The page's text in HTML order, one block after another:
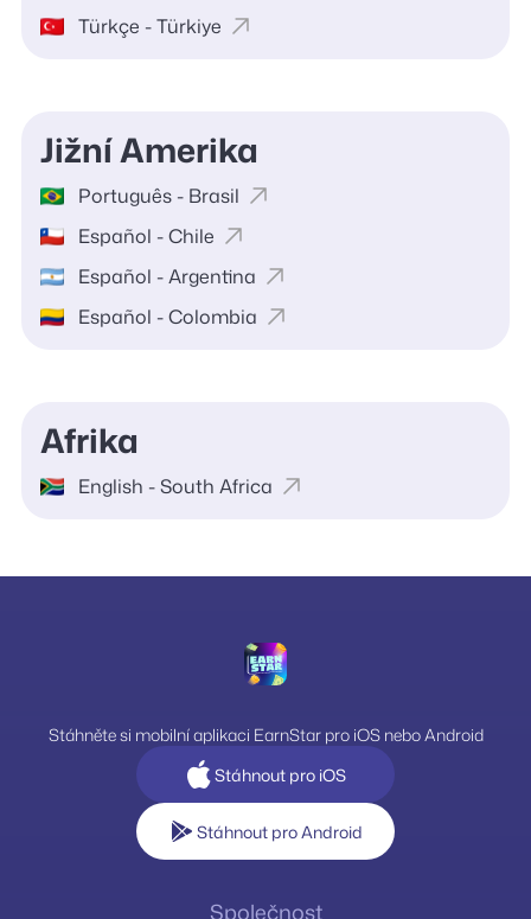
Türkçe - Türkiye
Jižní Amerika
Português - Brasil
Español - Chile
Español - Argentina
Español - Colombia
Afrika
English - South Africa
Stáhněte si mobilní aplikaci EarnStar pro iOS nebo Android
Stáhnout pro iOS
Stáhnout pro Android
Společnost